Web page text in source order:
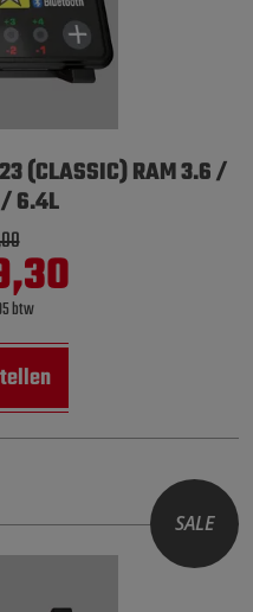
(CLASSIC) RAM 3.6 /
6.4L
btw
SALE